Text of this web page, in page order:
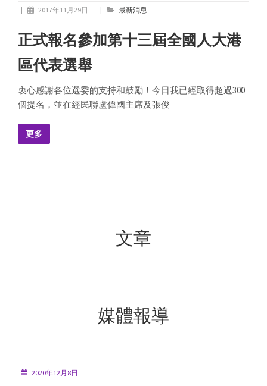
| 2017年11月29日 | 最新消息
正式報名參加第十三屆全國人大港
區代表選舉
衷心感謝各位選委的支持和鼓勵！今日我已經取得超過300
個提名，並在經民聯盧偉國主席及張俊
更多
文章
媒體報導
2020年12月8日